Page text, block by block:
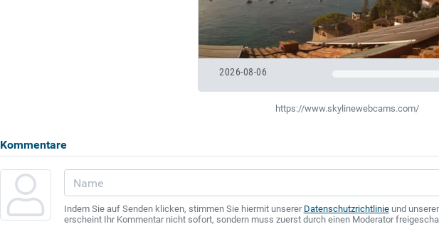
2026-08-06
https://www.skylinewebcams.com/
Kommentare
Indem Sie auf Senden klicken, stimmen Sie hiermit unserer Datenschutzrichtlinieund
erscheint Ihr Kommentar nicht sofort, sondern muss zuerst durch einen Moderator